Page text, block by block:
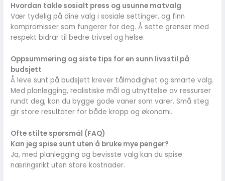
Hvordan takle sosialt press og usunne matvalg
Vær tydelig på dine valg i sosiale settinger, og finn
kompromisser som fungerer for deg. Å sette grenser med
respekt bidrar til bedre trivsel og helse.
Oppsummering og siste tips for en sunn livsstil på
budsjett
Å leve sunt på budsjett krever tålmodighet og smarte valg.
Med planlegging, realistiske mål og utnyttelse av ressurser
rundt deg, kan du bygge gode vaner som varer. Små steg
gir store resultater for både kropp og økonomi.
Ofte stilte spørsmål (FAQ)
Kan jeg spise sunt uten å bruke mye penger?
Ja, med planlegging og bevisste valg kan du spise
næringsrikt uten store kostnader.